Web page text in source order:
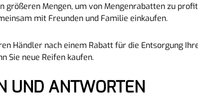
größeren Mengen, um von Mengenrabatten zu
mit Freunden und Familie einkaufen.
Händler nach einem Rabatt für die Entsorgung
Sie neue Reifen kaufen.
UND ANTWORTEN